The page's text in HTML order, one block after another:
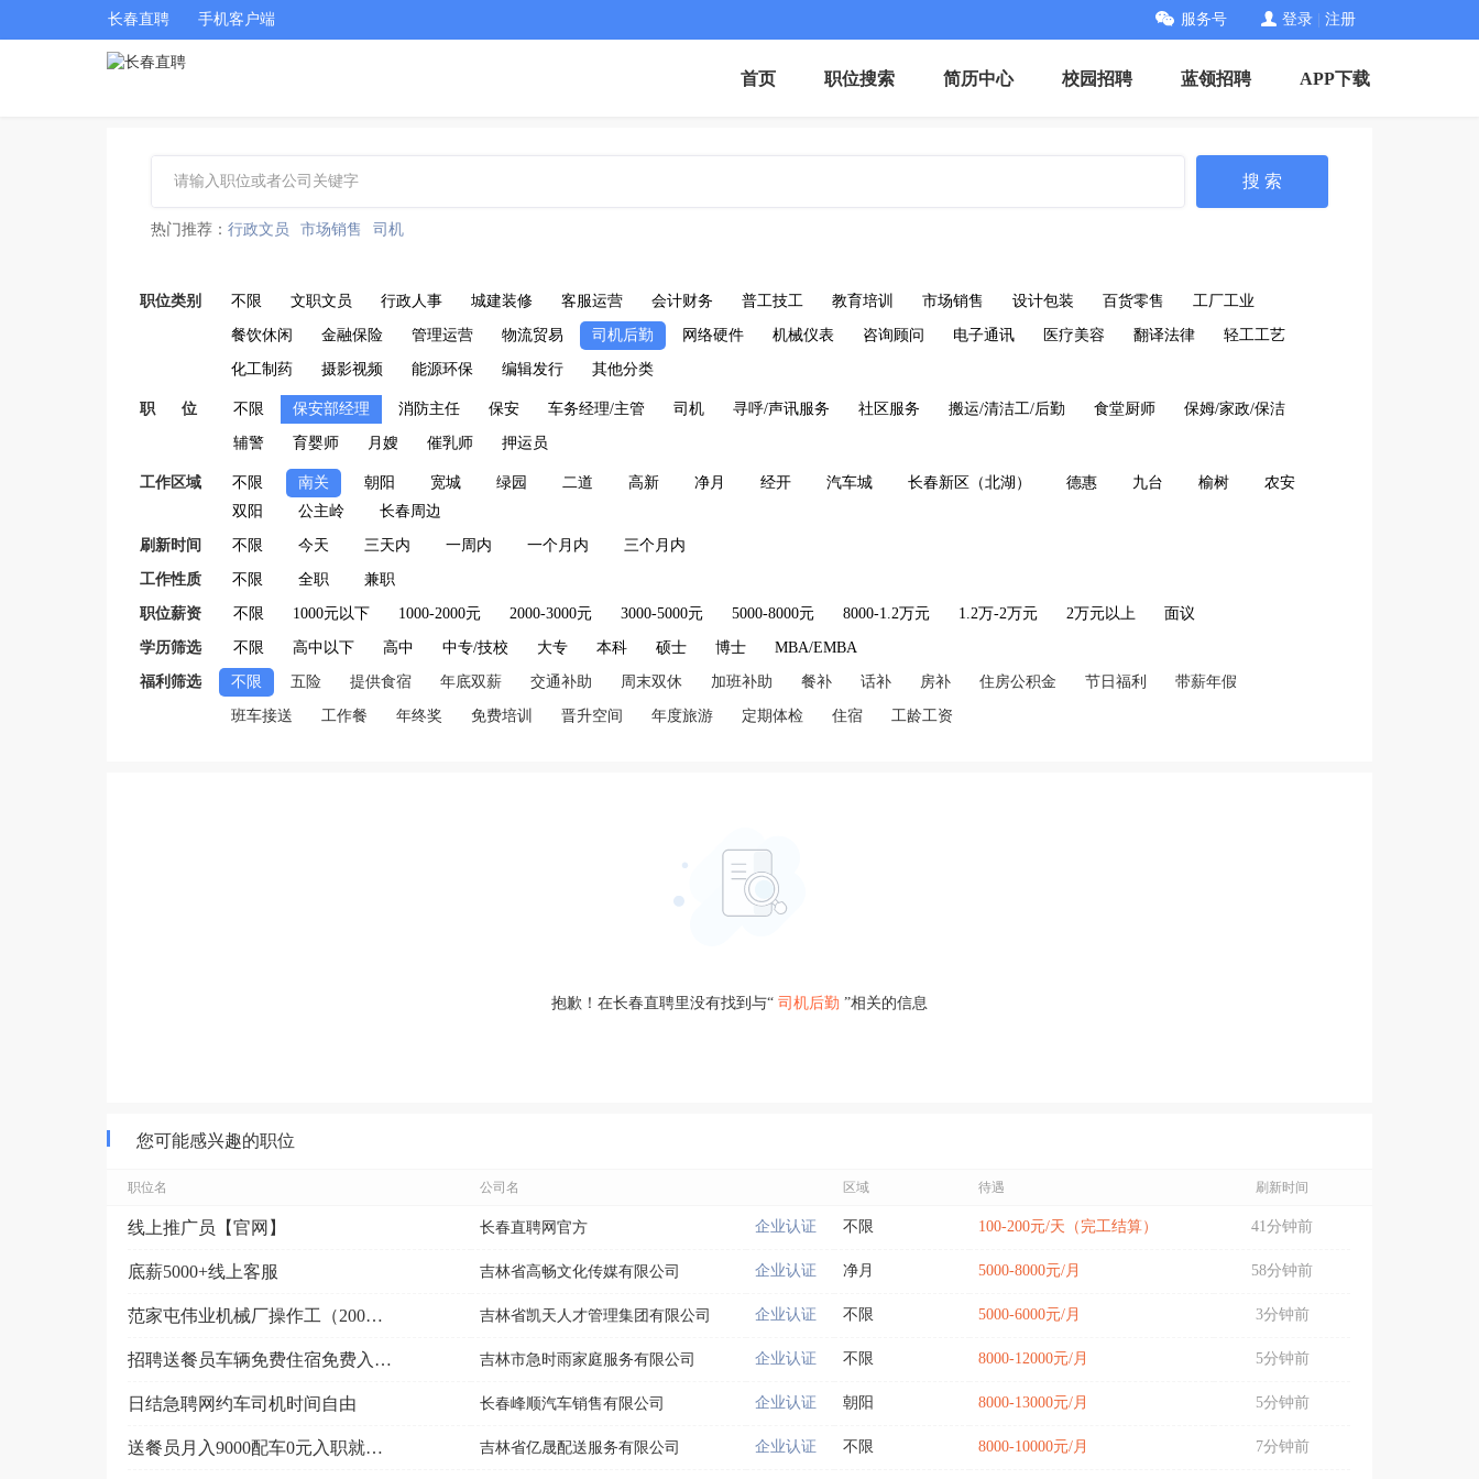
长春直聘 手机客户端 服务号 登录 注册
首页 职位搜索 简历中心 校园招聘 蓝领招聘 APP下载
搜 索
热门推荐： 行政文员 市场销售 司机
职位类别 不限 文职文员 行政人事 城建装修 客服运营 会计财务 普工技工 教育培训 市场销售 设计包装 百货零售 工厂工业
餐饮休闲 金融保险 管理运营 物流贸易 司机后勤 网络硬件 机械仪表 咨询顾问 电子通讯 医疗美容 翻译法律 轻工工艺
化工制药 摄影视频 能源环保 编辑发行 其他分类
职 位 不限 保安部经理 消防主任 保安 车务经理/主管 司机 寻呼/声讯服务 社区服务 搬运/清洁工/后勤 食堂厨师 保姆/家政/保洁
辅警 育婴师 月嫂 催乳师 押运员
工作区域 不限 南关 朝阳 宽城 绿园 二道 高新 净月 经开 汽车城 长春新区（北湖） 德惠 九台 榆树
农安
双阳
公主岭 长春周边
刷新时间 不限 今天 三天内 一周内 一个月内 三个月内
工作性质 不限 全职 兼职
职位薪资 不限 1000元以下 1000-2000元 2000-3000元 3000-5000元 5000-8000元 8000-1.2万元 1.2万-2万元 2万元以上 面议
学历筛选 不限 高中以下 高中 中专/技校 大专 本科 硕士 博士 MBA/EMBA
福利筛选 不限 五险 提供食宿 年底双薪 交通补助 周末双休 加班补助 餐补 话补 房补 住房公积金 节日福利 带薪年假
班车接送 工作餐 年终奖 免费培训 晋升空间 年度旅游 定期体检 住宿 工龄工资
抱歉！在长春直聘里没有找到与“ 司机后勤 ”相关的信息
您可能感兴趣的职位
职位名 公司名 区域 待遇 刷新时间
线上推广员【官网】 长春直聘网官方 企业认证 不限 100-200元/天（完工结算） 41分钟前
底薪5000+线上客服 吉林省高畅文化传媒有限公司 企业认证 净月 5000-8000元/月 58分钟前
范家屯伟业机械厂操作工（200日结+免费食宿+） 吉林省凯天人才管理集团有限公司 企业认证 不限 5000-6000元/月 3分钟前
招聘送餐员车辆免费住宿免费入职奖2000元，工资日结 吉林市急时雨家庭服务有限公司 企业认证 不限 8000-12000元/月 5分钟前
日结急聘网约车司机时间自由 长春峰顺汽车销售有限公司 企业认证 朝阳 8000-13000元/月 5分钟前
送餐员月入9000配车0元入职就近分配 吉林省亿晟配送服务有限公司 企业认证 不限 8000-10000元/月 7分钟前